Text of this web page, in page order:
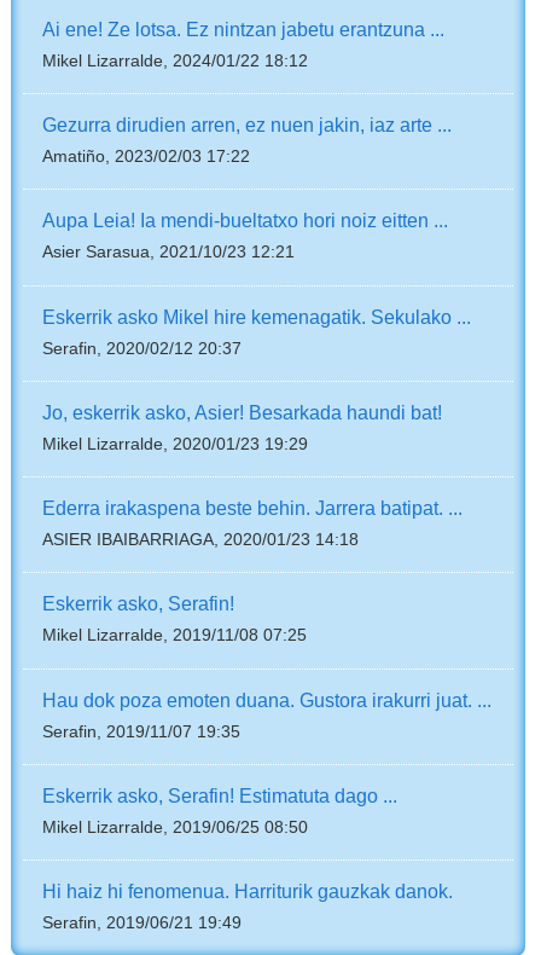
Ai ene! Ze lotsa. Ez nintzan jabetu erantzuna ...
Mikel Lizarralde, 2024/01/22 18:12
Gezurra dirudien arren, ez nuen jakin, iaz arte ...
Amatiño, 2023/02/03 17:22
Aupa Leia! Ia mendi-bueltatxo hori noiz eitten ...
Asier Sarasua, 2021/10/23 12:21
Eskerrik asko Mikel hire kemenagatik. Sekulako ...
Serafin, 2020/02/12 20:37
Jo, eskerrik asko, Asier! Besarkada haundi bat!
Mikel Lizarralde, 2020/01/23 19:29
Ederra irakaspena beste behin. Jarrera batipat. ...
ASIER IBAIBARRIAGA, 2020/01/23 14:18
Eskerrik asko, Serafin!
Mikel Lizarralde, 2019/11/08 07:25
Hau dok poza emoten duana. Gustora irakurri juat. ...
Serafin, 2019/11/07 19:35
Eskerrik asko, Serafin! Estimatuta dago ...
Mikel Lizarralde, 2019/06/25 08:50
Hi haiz hi fenomenua. Harriturik gauzkak danok.
Serafin, 2019/06/21 19:49